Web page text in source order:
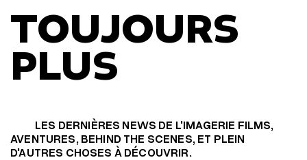
TOUJOURS
PLUS
LES DERNIÈRES NEWS DE L'IMAGERIE FILMS,
AVENTURES, BEHIND THE SCENES, ET PLEIN
D'AUTRES CHOSES À DÉCOUVRIR.